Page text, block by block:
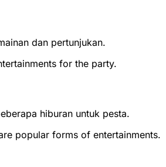
dan pertunjukan.
for the party.
hiburan untuk pesta.
popular forms of entertainments.